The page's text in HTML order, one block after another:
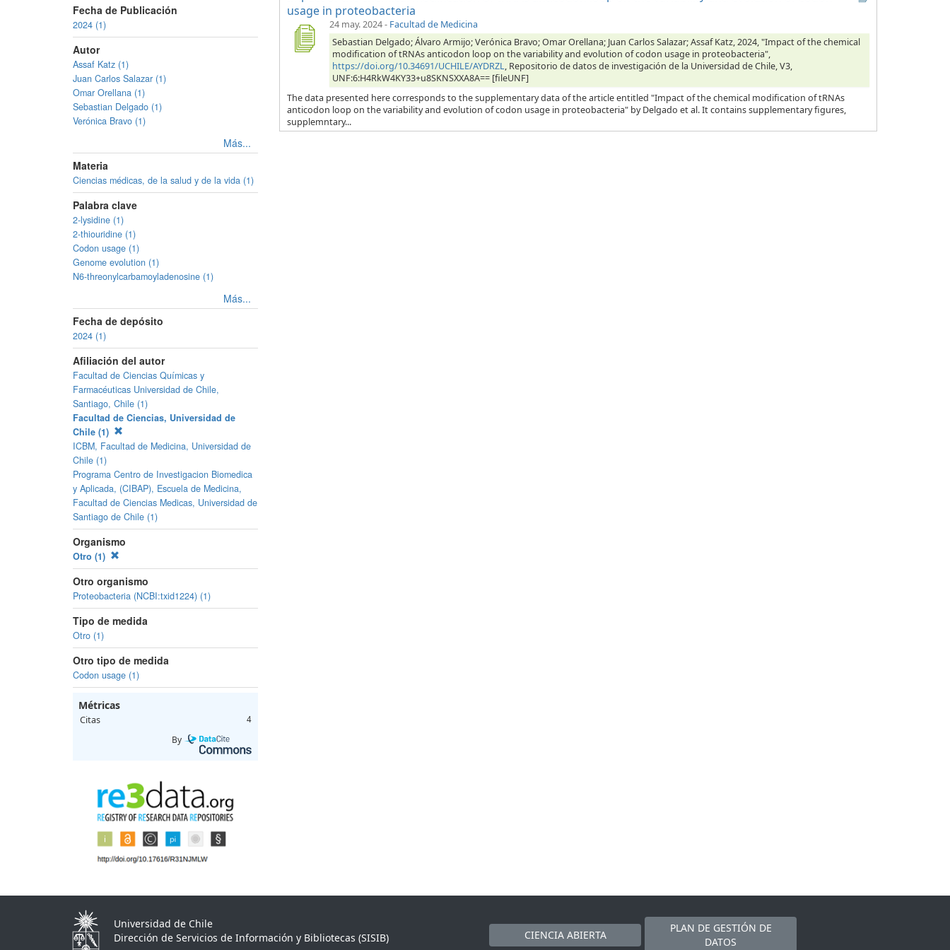
Fecha de Publicación
2024 (1)
Autor
Assaf Katz (1)
Juan Carlos Salazar (1)
Omar Orellana (1)
Sebastian Delgado (1)
Verónica Bravo (1)
Más...
Materia
Ciencias médicas, de la salud y de la vida (1)
Palabra clave
2-lysidine (1)
2-thiouridine (1)
Codon usage (1)
Genome evolution (1)
N6-threonylcarbamoyladenosine (1)
Más...
Fecha de depósito
2024 (1)
Afiliación del autor
Facultad de Ciencias Químicas y
Farmacéuticas Universidad de Chile,
Santiago, Chile (1)
Facultad de Ciencias, Universidad de
Chile (1)
ICBM, Facultad de Medicina, Universidad de
Chile (1)
Programa Centro de Investigacion Biomedica
y Aplicada, (CIBAP), Escuela de Medicina,
Facultad de Ciencias Medicas, Universidad de
Santiago de Chile (1)
Organismo
Otro (1)
Otro organismo
Proteobacteria (NCBI:txid1224) (1)
Tipo de medida
Otro (1)
Otro tipo de medida
Codon usage (1)
Métricas
Citas 4
By
usage in proteobacteria
24 may. 2024- Facultad de Medicina
Sebastian Delgado; Álvaro Armijo; Verónica Bravo; Omar Orellana; Juan Carlos Salazar; Assaf Katz, 2024, "Impact of the chemical
modification of tRNAs anticodon loop on the variability and evolution of codon usage in proteobacteria",
https://doi.org/10.34691/UCHILE/AYDRZL, Repositorio de datos de investigación de la Universidad de Chile, V3,
UNF:6:H4RkW4KY33+u8SKNSXXA8A== [fileUNF]
The data presented here corresponds to the supplementary data of the article entitled "Impact of the chemical modification of tRNAs
anticodon loop on the variability and evolution of codon usage in proteobacteria" by Delgado et al. It contains supplementary figures,
supplemntary...
Universidad de Chile
Dirección de Servicios de Información y Bibliotecas (SISIB)
CIENCIA ABIERTA
PLAN DE GESTIÓN DE
DATOS